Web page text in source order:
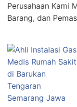
Perusahaan Kami
Barang, dan